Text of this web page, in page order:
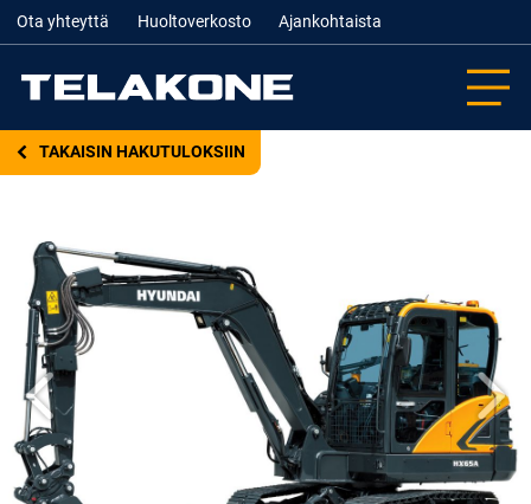
Ota yhteyttä Huoltoverkosto Ajankohtaista
TAKAISIN HAKUTULOKSIIN
Edellinen